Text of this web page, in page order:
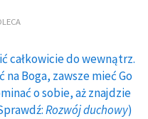
całkowicie do wewnątrz.
Boga, zawsze mieć Go
o sobie, aż znajdzie
Rozwój duchowy)